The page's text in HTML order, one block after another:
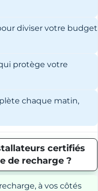
diviser votre budget
protège votre
chaque matin,
certifiés
de recharge ?
à vos côtés